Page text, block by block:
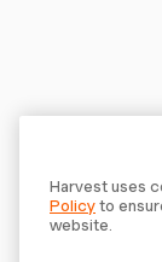
Harvest uses
Policyto
website.